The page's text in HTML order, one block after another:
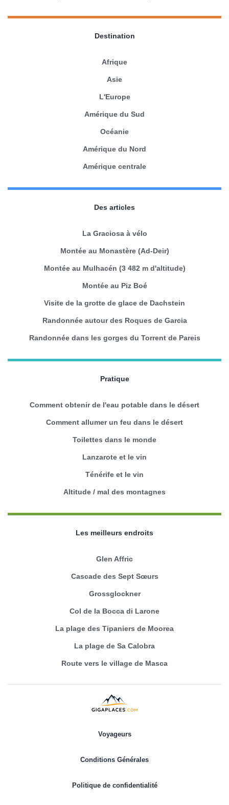
Destination
Afrique
Asie
L'Europe
Amérique du Sud
Océanie
Amérique du Nord
Amérique centrale
Des articles
La Graciosa à vélo
Montée au Monastère (Ad-Deir)
Montée au Mulhacén (3 482 m d'altitude)
Montée au Piz Boé
Visite de la grotte de glace de Dachstein
Randonnée autour des Roques de Garcia
Randonnée dans les gorges du Torrent de Pareis
Pratique
Comment obtenir de l'eau potable dans le désert
Comment allumer un feu dans le désert
Toilettes dans le monde
Lanzarote et le vin
Ténérife et le vin
Altitude / mal des montagnes
Les meilleurs endroits
Glen Affric
Cascade des Sept Sœurs
Grossglockner
Col de la Bocca di Larone
La plage des Tipaniers de Moorea
La plage de Sa Calobra
Route vers le village de Masca
Voyageurs
Conditions Générales
Politique de confidentialité